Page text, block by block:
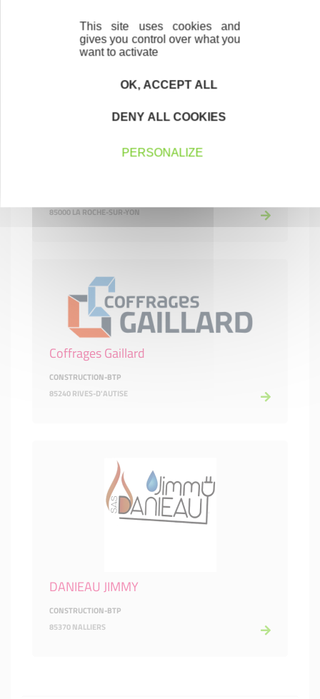
85160 SAINT-JEAN-DE-MONTS
85000 LA ROCHE-SUR-YON
Coffrages Gaillard
CONSTRUCTION-BTP
85240 RIVES-D'AUTISE
DANIEAU JIMMY
CONSTRUCTION-BTP
85370 NALLIERS
This site uses cookies and
gives you control over what you
want to activate
OK, ACCEPT ALL
DENY ALL COOKIES
PERSONALIZE